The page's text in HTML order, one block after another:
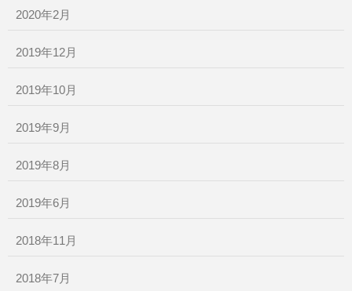
2020年2月
2019年12月
2019年10月
2019年9月
2019年8月
2019年6月
2018年11月
2018年7月